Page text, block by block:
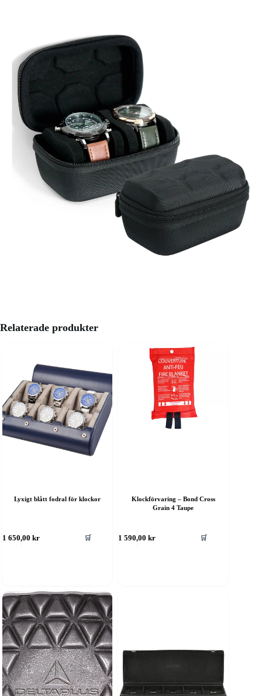
Relaterade produkter
Lyxigt blått fodral för klockor
1 650,00kr 🛒
Klockförvaring – Bond Cross
Grain 4 Taupe
1 590,00kr 🛒